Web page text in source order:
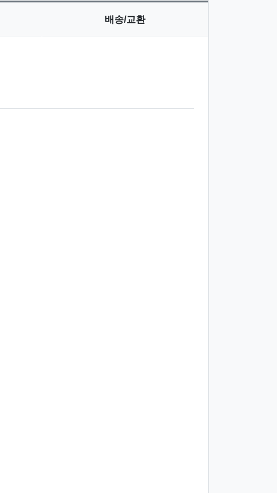
배송/교환